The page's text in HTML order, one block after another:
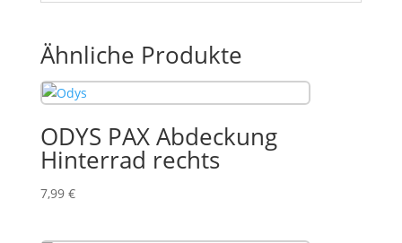
Ähnliche Produkte
ODYS PAX Abdeckung
Hinterrad rechts
7,99 €